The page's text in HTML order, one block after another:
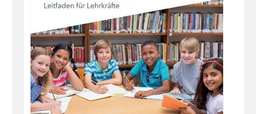
Darstellendes Spiel
Dänisch
Deutsch
Deutsch als Zweitsprache